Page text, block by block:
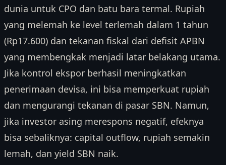
dunia untuk CPO dan batu bara termal. Rupiah
yang melemah ke level terlemah dalam 1 tahun
(Rp17.600) dan tekanan fiskal dari defisit APBN
yang membengkak menjadi latar belakang utama.
Jika kontrol ekspor berhasil meningkatkan
penerimaan devisa, ini bisa memperkuat rupiah
dan mengurangi tekanan di pasar SBN. Namun,
jika investor asing merespons negatif, efeknya
bisa sebaliknya: capital outflow, rupiah semakin
lemah, dan yield SBN naik.